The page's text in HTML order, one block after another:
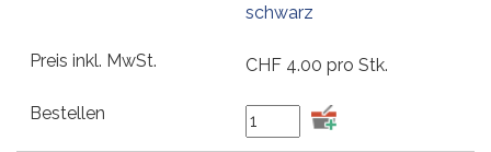
schwarz
CHF 4.00 pro Stk.